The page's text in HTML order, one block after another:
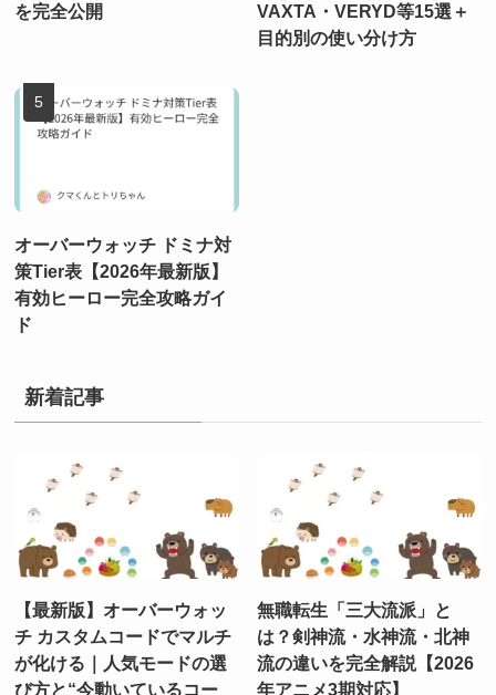
を完全公開
VAXTA・VERYD等15選＋
目的別の使い分け方
オーバーウォッチ ドミナ対
策Tier表【2026年最新版】
有効ヒーロー完全攻略ガイ
ド
新着記事
【最新版】オーバーウォッ
チ カスタムコードでマルチ
が化ける｜人気モードの選
び方と“今動いているコー
無職転生「三大流派」と
は？剣神流・水神流・北神
流の違いを完全解説【2026
年アニメ3期対応】